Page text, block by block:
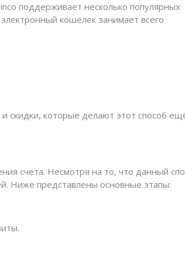
поддерживает несколько популярных
кошелек занимает всего
скидки, которые делают этот способ
счета. Несмотря на то, что данный
Ниже представлены основные этапы: